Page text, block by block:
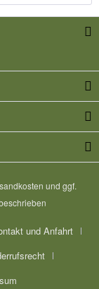
und ggf.
und Anfahrt